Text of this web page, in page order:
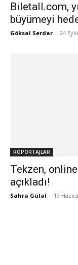
Biletall.com,
büyümeyi
Göksal Serdar - 24
RÖPORTAJLAR
Tekzen,
açıkladı!
Sahra Gülal - 19